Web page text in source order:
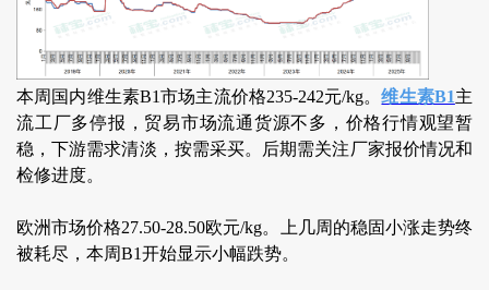
本周国内维生素B1市场主流价格235-242元/kg。维生素B1主
流工厂多停报，贸易市场流通货源不多，价格行情观望暂
稳，下游需求清淡，按需采买。后期需关注厂家报价情况和
检修进度。
欧洲市场价格27.50-28.50欧元/kg。上几周的稳固小涨走势终
被耗尽，本周B1开始显示小幅跌势。